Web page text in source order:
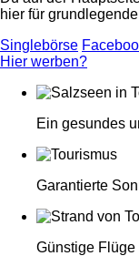
hier für
Singlebörse
Hier werben?
Ein gesundes
Garantierte
Günstige